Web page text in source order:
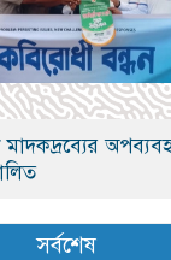
মাদকদ্রব্যের
সর্বশেষ